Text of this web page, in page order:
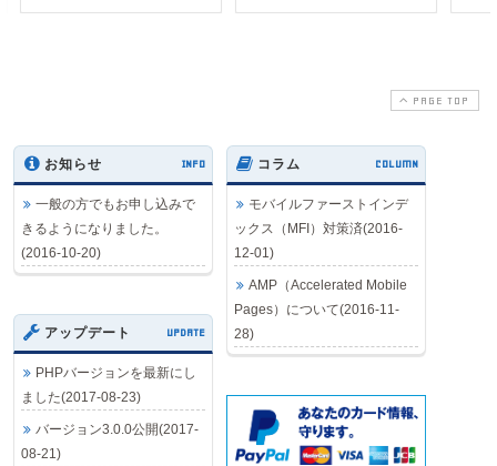
PAGE TOP
お知らせ INFO
一般の方でもお申し込みで
きるようになりました。
(2016-10-20)
コラム COLUMN
モバイルファーストインデ
ックス（MFI）対策済(2016-
12-01)
AMP（Accelerated Mobile
Pages）について(2016-11-
28)
アップデート UPDATE
PHPバージョンを最新にし
ました(2017-08-23)
バージョン3.0.0公開(2017-
08-21)